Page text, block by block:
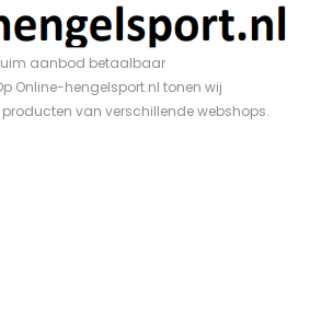
aanbod betaalbaar
Online-hengelsport.nl tonen wij
van verschillende webshops.